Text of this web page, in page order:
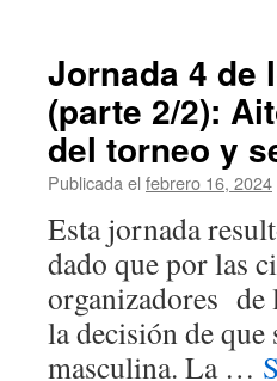
Jornada 4 de
(parte 2/2):
del torneo y
Publicada el febrero 16, 2024
Esta jornada
dado que por las
organizadores de
la decisión de
masculina. La …